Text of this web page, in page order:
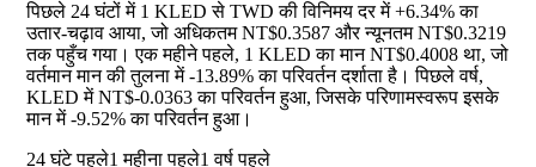
पिछले 24 घंटों में 1 KLED से TWD की विनिमय दर में+6.34%का
उतार-चढ़ाव आया, जो अधिकतम NT$0.3587 और न्यूनतम NT$0.3219
तक पहुँच गया। एक महीने पहले, 1 KLED का मान NT$0.4008 था, जो
वर्तमान मान की तुलना में-13.89%का परिवर्तन दर्शाता है। पिछले वर्ष,
KLED में NT$-0.0363 का परिवर्तन हुआ, जिसके परिणामस्वरूप इसके
मान में-9.52%का परिवर्तन हुआ।
24 घंटे पहले1 महीना पहले1 वर्ष पहले